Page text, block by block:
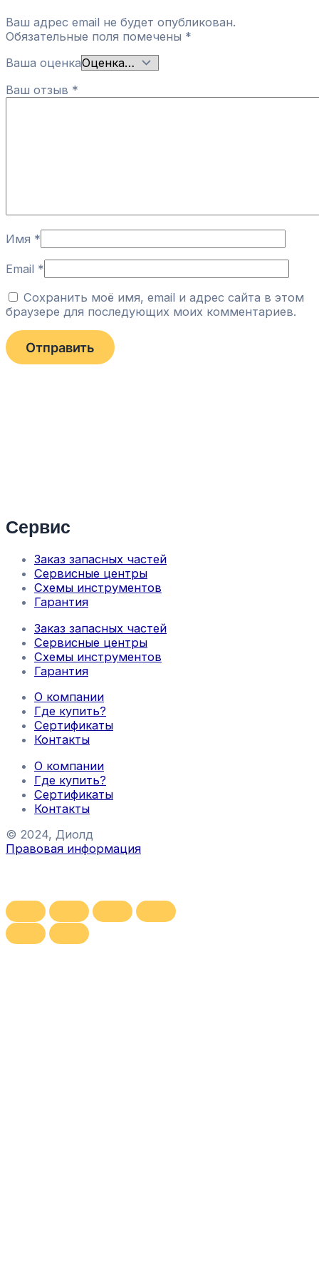
Ваш адрес email не будет опубликован.
Обязательные поля помечены *
Ваша оценка
Ваш отзыв *
Имя *
Email *
Сохранить моё имя, email и адрес сайта в этом
браузере для последующих моих комментариев.
Сервис
Заказ запасных частей
Сервисные центры
Схемы инструментов
Гарантия
Заказ запасных частей
Сервисные центры
Схемы инструментов
Гарантия
О компании
Где купить?
Сертификаты
Контакты
О компании
Где купить?
Сертификаты
Контакты
© 2024, Диолд
Правовая информация